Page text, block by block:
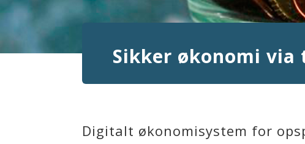
Sikker økonomi via
Digitalt økonomisystem for